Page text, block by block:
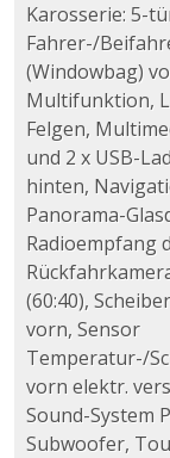
Karosserie: 5-
Fahrer-/
(Windowbag)
Multifunktion,
Felgen,
und 2 x USB-
hinten,
Panorama-
Radioempfang
(60:40),
vorn, Sensor
Temperatur-/
vorn elektr.
Sound-System
Subwoofer,